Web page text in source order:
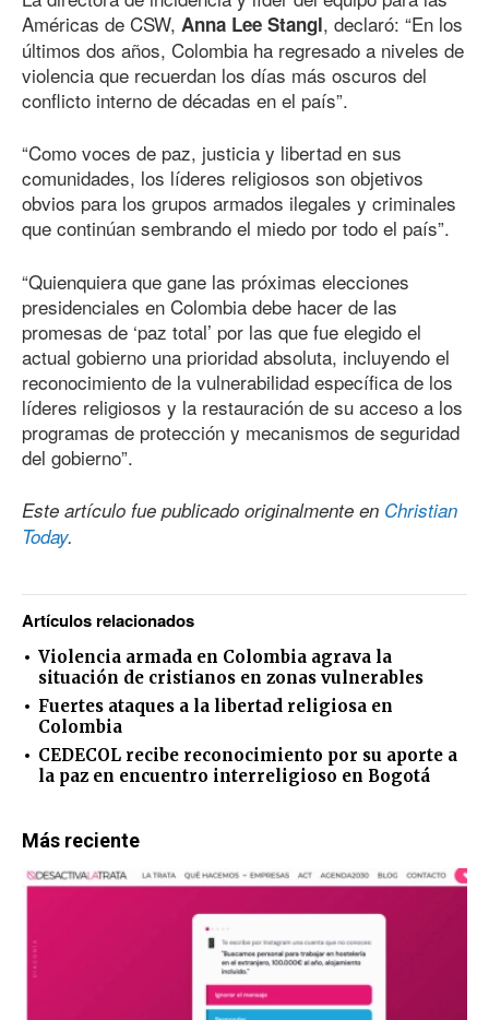
Américas de CSW, Anna Lee Stangl, declaró: “En los
últimos dos años, Colombia ha regresado a niveles de
violencia que recuerdan los días más oscuros del
conflicto interno de décadas en el país”.
“Como voces de paz, justicia y libertad en sus
comunidades, los líderes religiosos son objetivos
obvios para los grupos armados ilegales y criminales
que continúan sembrando el miedo por todo el país”.
“Quienquiera que gane las próximas elecciones
presidenciales en Colombia debe hacer de las
promesas de ‘paz total’ por las que fue elegido el
actual gobierno una prioridad absoluta, incluyendo el
reconocimiento de la vulnerabilidad específica de los
líderes religiosos y la restauración de su acceso a los
programas de protección y mecanismos de seguridad
del gobierno”.
Este artículo fue publicado originalmente en Christian
Today.
Artículos relacionados
Violencia armada en Colombia agrava la
situación de cristianos en zonas vulnerables
Fuertes ataques a la libertad religiosa en
Colombia
CEDECOL recibe reconocimiento por su aporte a
la paz en encuentro interreligioso en Bogotá
Más reciente